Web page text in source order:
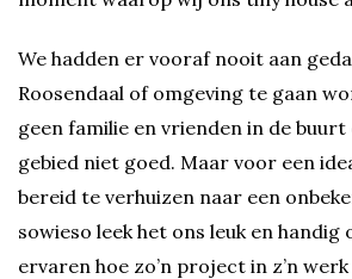
We hadden er vooraf nooit aan
Roosendaal of omgeving te gaan
geen familie en vrienden in de buurt
gebied niet goed. Maar voor een
bereid te verhuizen naar een
sowieso leek het ons leuk en handig
ervaren hoe zo’n project in z’n